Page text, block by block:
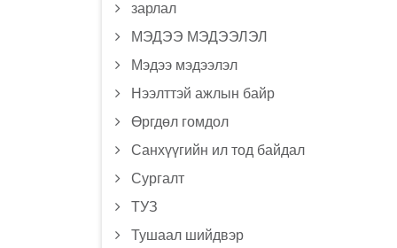
зарлал
МЭДЭЭ МЭДЭЭЛЭЛ
Мэдээ мэдээлэл
Нээлттэй ажлын байр
Өргдөл гомдол
Санхүүгийн ил тод байдал
Сургалт
ТУЗ
Тушаал шийдвэр